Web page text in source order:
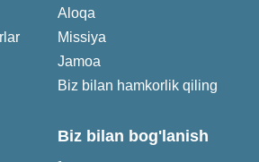
Aloqa
Missiya
Jamoa
Biz bilan hamkorlik qiling
Biz bilan bog'lanish